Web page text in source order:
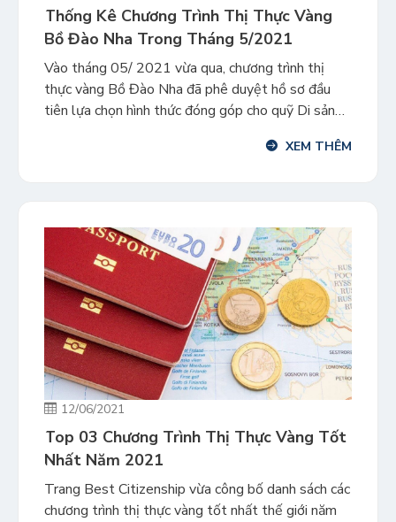
Thống Kê Chương Trình Thị Thực Vàng
Bồ Đào Nha Trong Tháng 5/2021
Vào tháng 05/ 2021 vừa qua, chương trình thị
thực vàng Bồ Đào Nha đã phê duyệt hồ sơ đầu
tiên lựa chọn hình thức đóng góp cho quỹ Di sản
từ cơ quan di trú Bồ Đào Nha, trong thángXEM THÊM
12/06/2021
Top 03 Chương Trình Thị Thực Vàng Tốt
Nhất Năm 2021
Trang Best Citizenship vừa công bố danh sách các
chương trình thị thực vàng tốt nhất thế giới năm